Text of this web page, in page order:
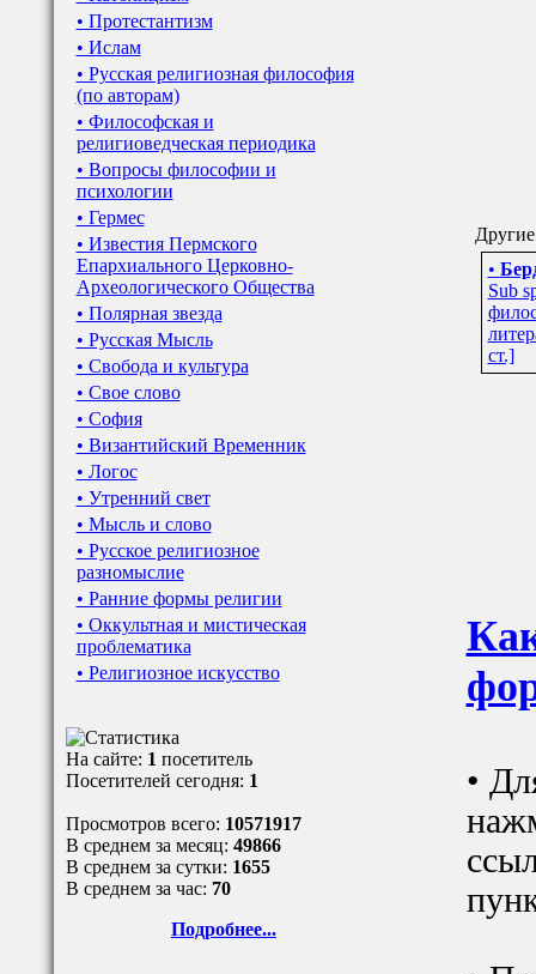
• Протестантизм
• Ислам
• Русская религиозная философия
(по авторам)
• Философская и
религиоведческая периодика
• Вопросы философии и
психологии
• Гермес
• Известия Пермского
Епархиального Церковно-
Археологического Общества
• Полярная звезда
• Русская Мысль
• Свобода и культура
• Свое слово
• София
• Византийский Временник
• Логос
• Утренний свет
• Мысль и слово
• Русское религиозное
разномыслие
• Ранние формы религии
• Оккультная и мистическая
проблематика
• Религиозное искусство
На сайте: 1 посетитель
Посетителей сегодня: 1
Просмотров всего: 10571917
В среднем за месяц: 49866
В среднем за сутки: 1655
В среднем за час: 70
Подробнее...
•
Sub
ст.]
•